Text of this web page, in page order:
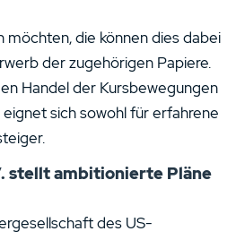
möchten, die können dies dabei
der zugehörigen Papiere.
Handel der Kursbewegungen
sich sowohl für erfahrene
stellt ambitionierte Pläne
des US-